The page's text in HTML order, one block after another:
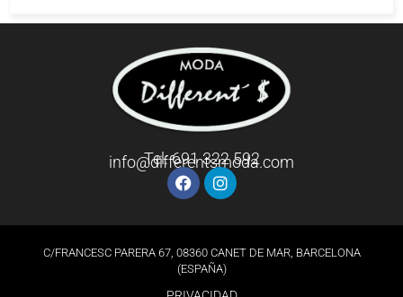
Tel: 691 322 592
info@differentsmoda.com
C/FRANCESC PARERA 67, 08360 CANET DE MAR, BARCELONA
(ESPAÑA)